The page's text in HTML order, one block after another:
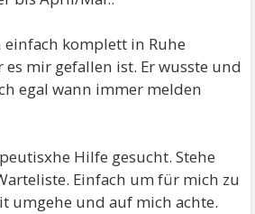
komplett in Ruhe
es mir gefallen ist. Er wusste und
egal wann immer melden
Hilfe gesucht. Stehe
Einfach um für mich zu
umgehe und auf mich achte.